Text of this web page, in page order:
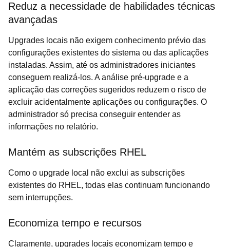
Reduz a necessidade de habilidades técnicas
avançadas
Upgrades locais não exigem conhecimento prévio das
configurações existentes do sistema ou das aplicações
instaladas. Assim, até os administradores iniciantes
conseguem realizá-los. A análise pré-upgrade e a
aplicação das correções sugeridos reduzem o risco de
excluir acidentalmente aplicações ou configurações. O
administrador só precisa conseguir entender as
informações no relatório.
Mantém as subscrições RHEL
Como o upgrade local não exclui as subscrições
existentes do RHEL, todas elas continuam funcionando
sem interrupções.
Economiza tempo e recursos
Claramente, upgrades locais economizam tempo e